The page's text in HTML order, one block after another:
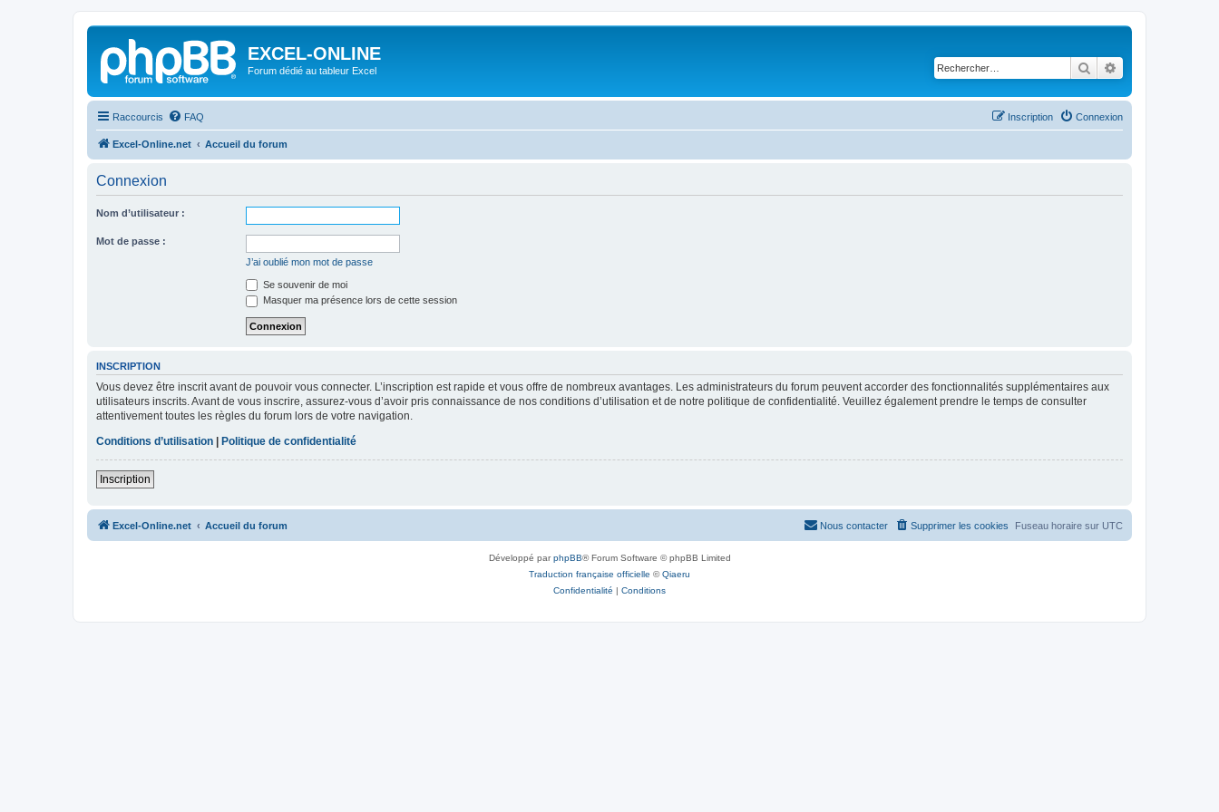
EXCEL-ONLINE
Forum dédié au tableur Excel Rechercher
Raccourcis FAQ Connexion
Inscription
Excel-Online.net Accueil du forum
Connexion
Nom d’utilisateur :
Mot de passe :
J’ai oublié mon mot de passe
Se souvenir de moi
Masquer ma présence lors de cette session
INSCRIPTION
Vous devez être inscrit avant de pouvoir vous connecter. L’inscription est rapide et vous offre de nombreux avantages. Les administrateurs du forum peuvent accorder des fonctionnalités supplémentaires aux
utilisateurs inscrits. Avant de vous inscrire, assurez-vous d’avoir pris connaissance de nos conditions d’utilisation et de notre politique de confidentialité. Veuillez également prendre le temps de consulter
attentivement toutes les règles du forum lors de votre navigation.
Conditions d’utilisation
Politique de confidentialité
Inscription
Excel-Online.net Accueil du forum Fuseau horaire sur UTC
Supprimer les cookies
Nous contacter
Développé parphpBB® Forum Software © phpBB Limited
Traduction française officielle ©Qiaeru
Confidentialité | Conditions